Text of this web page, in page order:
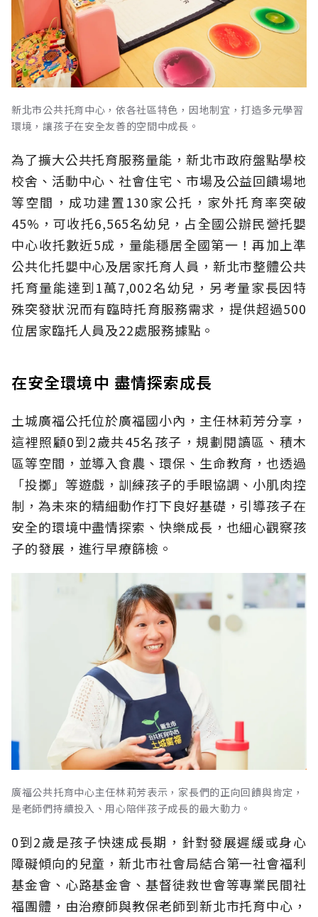
新北市公共托育中心，依各社區特色，因地制宜，打造多元學習
環境，讓孩子在安全友善的空間中成長。
為了擴大公共托育服務量能，新北市政府盤點學校
校舍、活動中心、社會住宅、市場及公益回饋場地
等空間，成功建置130家公托，家外托育率突破
45%，可收托6,565名幼兒，占全國公辦民營托嬰
中心收托數近5成，量能穩居全國第一！再加上準
公共化托嬰中心及居家托育人員，新北市整體公共
托育量能達到1萬7,002名幼兒，另考量家長因特
殊突發狀況而有臨時托育服務需求，提供超過500
位居家臨托人員及22處服務據點。
在安全環境中 盡情探索成長
土城廣福公托位於廣福國小內，主任林莉芳分享，
這裡照顧0到2歲共45名孩子，規劃閱讀區、積木
區等空間，並導入食農、環保、生命教育，也透過
「投擲」等遊戲，訓練孩子的手眼協調、小肌肉控
制，為未來的精細動作打下良好基礎，引導孩子在
安全的環境中盡情探索、快樂成長，也細心觀察孩
子的發展，進行早療篩檢。
廣福公共托育中心主任林莉芳表示，家長們的正向回饋與肯定，
是老師們持續投入、用心陪伴孩子成長的最大動力。
0到2歲是孩子快速成長期，針對發展遲緩或身心
障礙傾向的兒童，新北市社會局結合第一社會福利
基金會、心路基金會、基督徒救世會等專業民間社
福團體，由治療師與教保老師到新北市托育中心，